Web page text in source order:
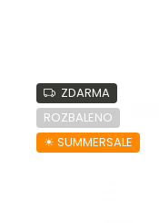
ZDARMA
ROZBALENO
☀︎ SUMMERSALE